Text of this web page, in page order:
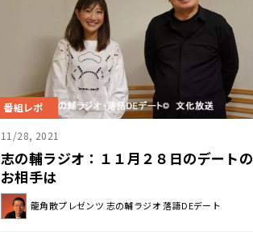
番組レポ
11/28, 2021
志の輔ラジオ：１１月２８日のデートの
お相手は
龍角散プレゼンツ 志の輔ラジオ 落語DEデート